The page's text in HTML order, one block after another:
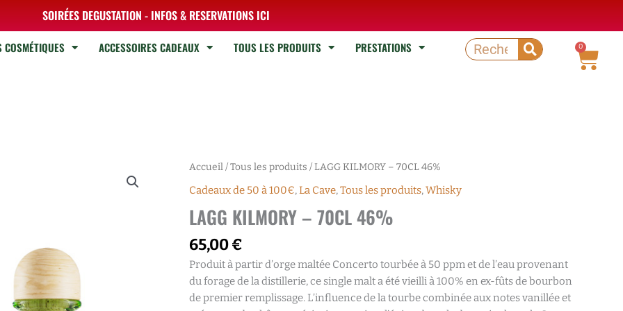
SOIRÉES DEGUSTATION - INFOS & RESERVATIONS ICI
COSMÉTIQUES ACCESSOIRES CADEAUX TOUS LES PRODUITS PRESTATIONS Rechercher 0
Accueil/Tous les produits / LAGG KILMORY – 70CL 46%
Cadeaux de 50 à 100€,La Cave,Tous les produits,Whisky
LAGG KILMORY – 70CL 46%
65,00€
Produit à partir d’orge maltée Concerto tourbée à 50 ppm et de l’eau provenant
du forage de la distillerie, ce single malt a été vieilli à 100% en ex-fûts de bourbon
de premier remplissage. L’influence de la tourbe combinée aux notes vanillée et
quantité
de
KILMORY
70CL
46%